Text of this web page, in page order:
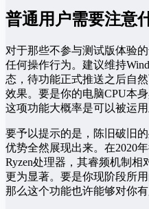
普通用户需要注意
对于那些不参与测试版体验
任何操作行为。建议维持
态，待功能正式推送之后自
效果。要是你的电脑CPU本
这项功能大概率是可以被运用
要予以提示的是，陈旧破旧
优势全然展现出来。在2020
Ryzen处理器，其睿频机制
更为显著。要是你现阶段所
那么这个功能也许能够对你有